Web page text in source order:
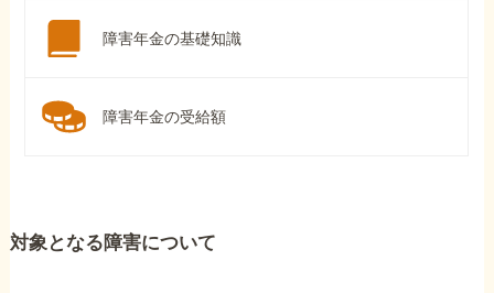
障害年金の基礎知識
障害年金の受給額
対象となる障害について